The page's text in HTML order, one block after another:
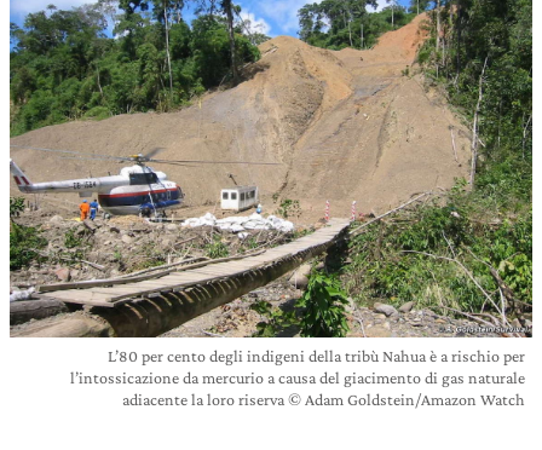
L’80 per cento degli indigeni della tribù Nahua è a rischio per
l’intossicazione da mercurio a causa del giacimento di gas naturale
adiacente la loro riserva © Adam Goldstein/Amazon Watch